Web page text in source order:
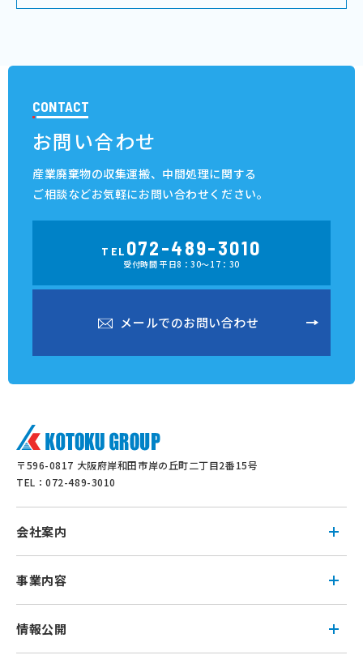
CONTACT
お問い合わせ
産業廃棄物の収集運搬、中間処理に関する
ご相談などお気軽にお問い合わせください。
TEL 072-489-3010
受付時間 平日8：30～17：30
メー ルでのお問い合わせ
〒596-0817 大阪府岸和田市岸の丘町二丁目2番15号
TEL：072-489-3010
会社案内
事業内容
情報公開